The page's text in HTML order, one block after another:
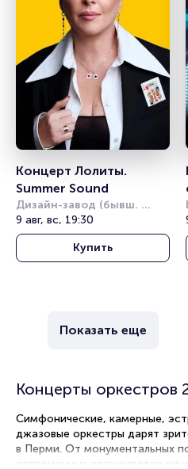
Концерт Лолиты.
Summer Sound
Дизайн-завод (бывш.
Урбан)
9 авг, вс, 19:30
Купить
Показать еще
Концерты оркестров
Симфонические, камерные,
джазовые оркестры дарят
в Перми. От монументальных
современных аранжировок